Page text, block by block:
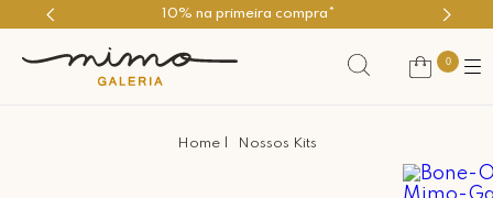
10% na primeira compra*
0
Nossos Kits